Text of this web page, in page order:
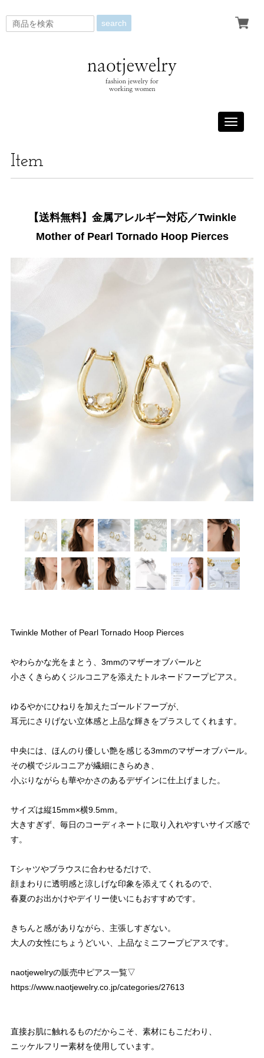
search
Toggle
Item
【送料無料】金属アレルギー対応／Twinkle
Mother of Pearl Tornado Hoop Pierces
Twinkle Mother of Pearl Tornado Hoop Pierces
やわらかな光をまとう、3mmのマザーオブパールと
小さくきらめくジルコニアを添えたトルネードフープピアス。
ゆるやかにひねりを加えたゴールドフープが、
耳元にさりげない立体感と上品な輝きをプラスしてくれます。
中央には、ほんのり優しい艶を感じる3mmのマザーオブパール。
その横でジルコニアが繊細にきらめき、
小ぶりながらも華やかさのあるデザインに仕上げました。
サイズは縦15mm×横9.5mm。
大きすぎず、毎日のコーディネートに取り入れやすいサイズ感で
す。
Tシャツやブラウスに合わせるだけで、
顔まわりに透明感と涼しげな印象を添えてくれるので、
春夏のお出かけやデイリー使いにもおすすめです。
きちんと感がありながら、主張しすぎない。
大人の女性にちょうどいい、上品なミニフープピアスです。
naotjewelryの販売中ピアス一覧▽
https://www.naotjewelry.co.jp/categories/27613
直接お肌に触れるものだからこそ、素材にもこだわり、
ニッケルフリー素材を使用しています。